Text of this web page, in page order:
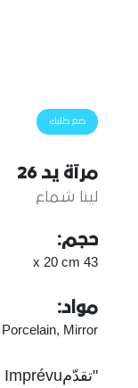
ضع طلبك
مرآة يد 26
لينا شماع
حجم:
43 x 20 cm
مواد:
Porcelain, Mirror